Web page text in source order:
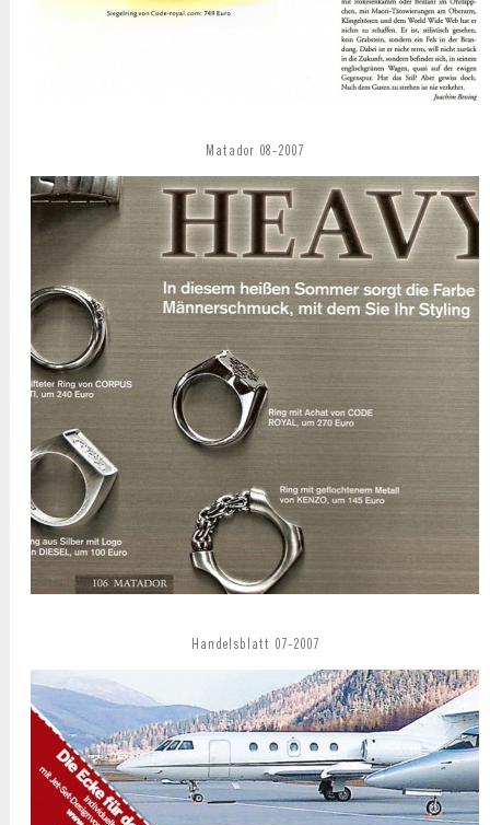
Matador 08-2007
Handelsblatt 07-2007